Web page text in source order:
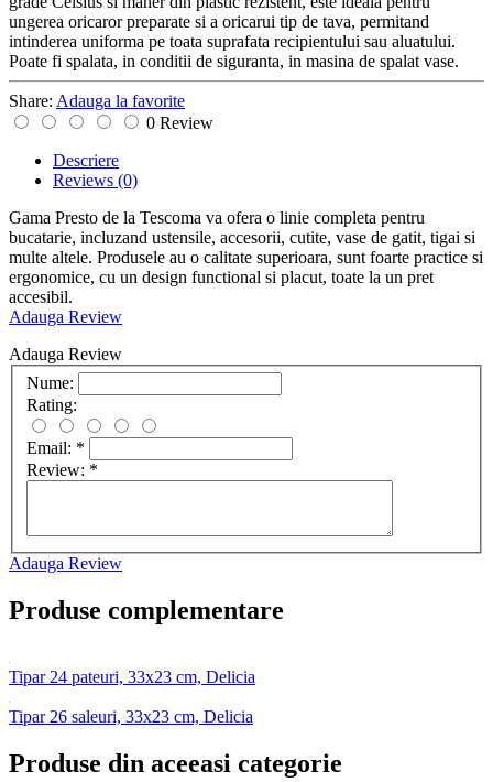
ungerea oricaror preparate si a oricarui tip de tava, permitand
intinderea uniforma pe toata suprafata recipientului sau aluatului.
Poate fi spalata, in conditii de siguranta, in masina de spalat vase.
Share: Adauga la favorite
0 Review
Descriere
Reviews (0)
Gama Presto de la Tescoma va ofera o linie completa pentru
bucatarie, incluzand ustensile, accesorii, cutite, vase de gatit, tigai si
multe altele. Produsele au o calitate superioara, sunt foarte practice si
ergonomice, cu un design functional si placut, toate la un pret
accesibil.
Adauga Review
Adauga Review
Nume:
Rating:
Email: *
Review: *
Adauga Review
Produse complementare
Tipar 24 pateuri, 33x23 cm, Delicia
Tipar 26 saleuri, 33x23 cm, Delicia
Produse din aceeasi categorie